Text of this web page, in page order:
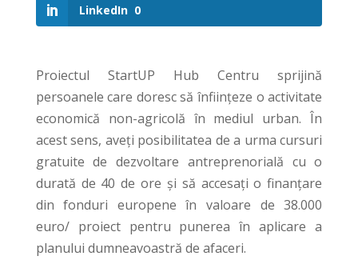
LinkedIn 0
Proiectul StartUP Hub Centru sprijină
persoanele care doresc să înființeze o activitate
economică non-agricolă în mediul urban. În
acest sens, aveți posibilitatea de a urma cursuri
gratuite de dezvoltare antreprenorială cu o
durată de 40 de ore și să accesați o finanțare
din fonduri europene în valoare de 38.000
euro/ proiect pentru punerea în aplicare a
planului dumneavoastră de afaceri.